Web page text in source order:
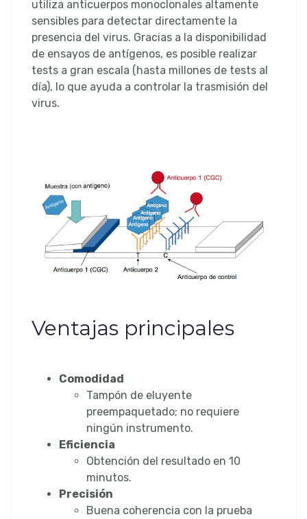
utiliza anticuerpos monoclonales altamente
sensibles para detectar directamente la
presencia del virus. Gracias a la disponibilidad
de ensayos de antígenos, es posible realizar
tests a gran escala (hasta millones de tests al
día), lo que ayuda a controlar la trasmisión del
virus.
Ventajas principales
Comodidad
Tampón de eluyente
preempaquetado; no requiere
ningún instrumento.
Eficiencia
Obtención del resultado en 10
minutos.
Precisión
Buena coherencia con la prueba